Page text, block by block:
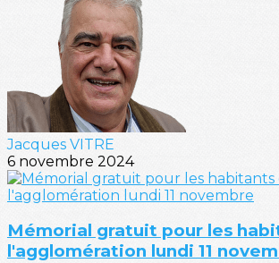
Jacques VITRE
6 novembre 2024
Mémorial gratuit pour les
l'agglomération lundi 11